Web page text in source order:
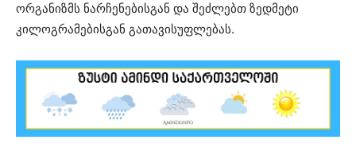
ორგანიზმს ნარჩენებისგან და შეძლებთ ზედმეტი
კილოგრამებისგან გათავისუფლებას.